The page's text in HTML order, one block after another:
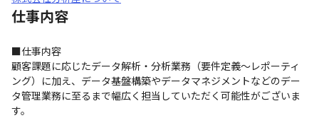
仕事内容
■仕事内容
顧客課題に応じたデータ解析・分析業務（要件定義～レポーティ
ング）に加え、データ基盤構築やデータマネジメントなどのデー
タ管理業務に至るまで幅広く担当していただく可能性がございま
す。